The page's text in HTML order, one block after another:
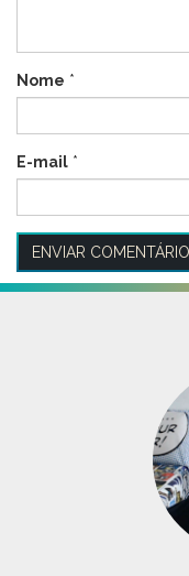
Nome *
E-mail *